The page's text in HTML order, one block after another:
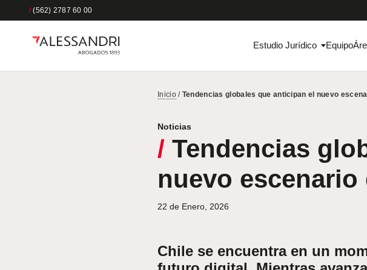
/(562) 2787 60 00
Estudio Jurídico Equipo
Inicio/ Tendencias globales que anticipan el nuevo
Noticias
/ Tendencias
nuevo
22 de Enero, 2026
Chile se encuentra en un